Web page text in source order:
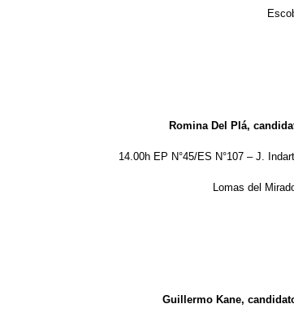
Romina Del Plá,
14.00h EP N°45/ES N°107 – J.
Lomas del
Guillermo Kane,